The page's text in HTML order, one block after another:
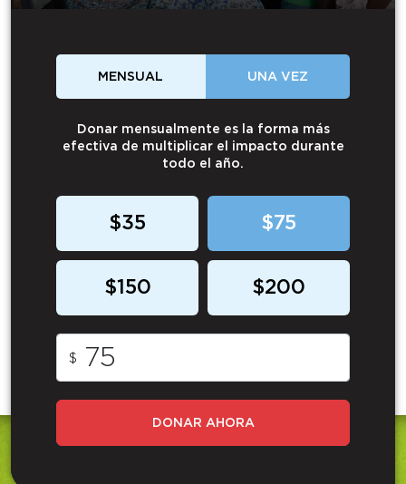
MENSUAL UNA VEZ
Donar mensualmente es la forma más
efectiva de multiplicar el impacto durante
todo el año.
$35 $75
$150 $200
$
DONAR AHORA